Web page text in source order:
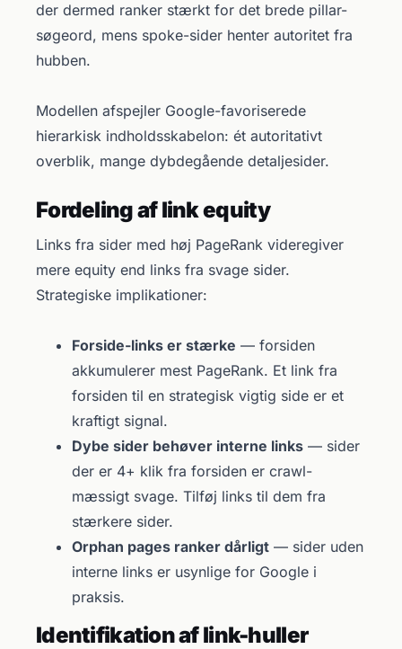
der dermed ranker stærkt for det brede pillar-
søgeord, mens spoke-sider henter autoritet fra
hubben.
Modellen afspejler Google-favoriserede
hierarkisk indholdsskabelon: ét autoritativt
overblik, mange dybdegående detaljesider.
Fordeling af link equity
Links fra sider med høj PageRank videregiver
mere equity end links fra svage sider.
Strategiske implikationer:
Forside-links er stærke — forsiden
akkumulerer mest PageRank. Et link fra
forsiden til en strategisk vigtig side er et
kraftigt signal.
Dybe sider behøver interne links — sider
der er 4+ klik fra forsiden er crawl-
mæssigt svage. Tilføj links til dem fra
stærkere sider.
Orphan pages ranker dårligt — sider uden
interne links er usynlige for Google i
praksis.
Identifikation af link-huller